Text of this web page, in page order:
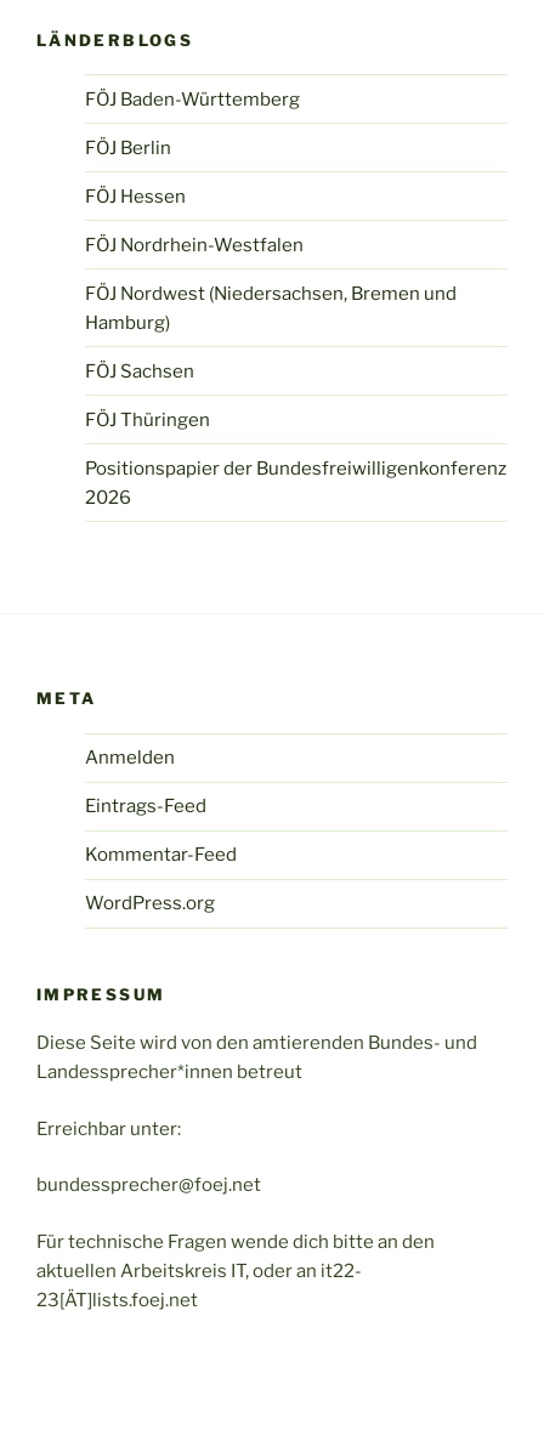
LÄNDERBLOGS
FÖJ Baden-Württemberg
FÖJ Berlin
FÖJ Hessen
FÖJ Nordrhein-Westfalen
FÖJ Nordwest (Niedersachsen, Bremen und
Hamburg)
FÖJ Sachsen
FÖJ Thüringen
Positionspapier der Bundesfreiwilligenkonferenz
2026
META
Anmelden
Eintrags-Feed
Kommentar-Feed
WordPress.org
IMPRESSUM
Diese Seite wird von den amtierenden Bundes- und
Landessprecher*innen betreut
Erreichbar unter:
bundessprecher@foej.net
Für technische Fragen wende dich bitte an den
aktuellen Arbeitskreis IT, oder an it22-
23[ÄT]lists.foej.net